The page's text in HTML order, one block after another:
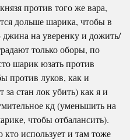
против того же вара,
дольше шарика, чтобы в
джина на уверенку и дожить/
только оборы, по
шарик юзать против
против луков, как и
за стан лок убить) как я и
кд (уменьшить на
чтобы отбалансить).
кто использует и там тоже